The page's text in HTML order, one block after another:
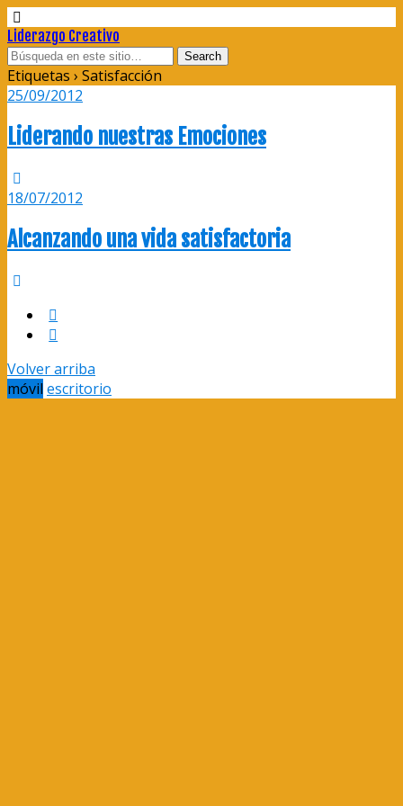
Liderazgo Creativo
Etiquetas › Satisfacción
25/09/2012
Liderando nuestras Emociones
18/07/2012
Alcanzando una vida satisfactoria
Volver arriba
móvil escritorio